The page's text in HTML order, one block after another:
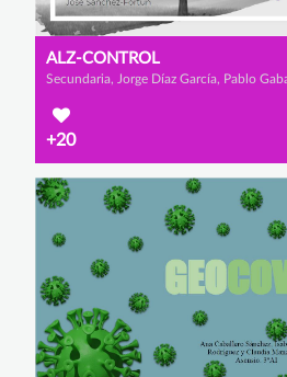
ALZ-CONTROL
+20